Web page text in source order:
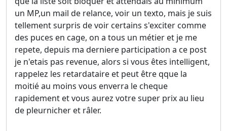
un MP,un mail de relance, voir un texto, mais je suis
tellement surpris de voir certains s'exciter comme
des puces en cage, on a tous un métier et je me
repete, depuis ma derniere participation a ce post
je n'etais pas revenue, alors si vous êtes intelligent,
rappelez les retardataire et peut être qque la
moitié au moins vous enverra le cheque
rapidement et vous aurez votre super prix au lieu
de pleurnicher et râler.